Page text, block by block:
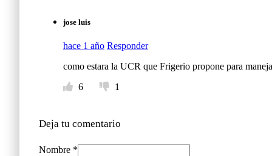
jose luis
hace 1 año Responder
como estara la UCR que Frigerio propone para
6
1
Deja tu comentario
Nombre *